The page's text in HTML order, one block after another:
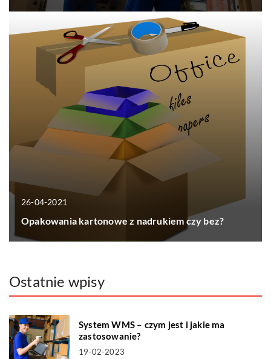
26-04-2021
Opakowania kartonowe z nadrukiem czy bez?
Ostatnie wpisy
System WMS – czym jest i jakie ma
zastosowanie?
19-02-2023